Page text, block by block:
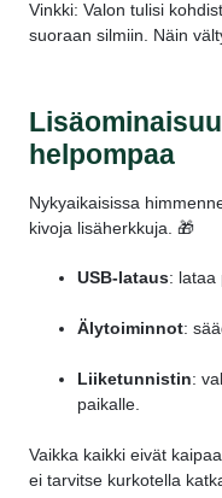
Vinkki: Valon tulisi
suoraan silmiin.
Näin
helpompaa
Nykyaikaisissa
kivoja lisäherkkuja. 🎁
USB-lataus: lataa
Älytoiminnot:
Liiketunnistin:
paikalle.
Vaikka kaikki eivät
ei tarvitse kurkotella